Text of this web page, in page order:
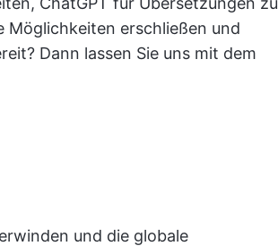
Möglichkeiten erschließen und
Dann lassen Sie uns mit dem
und die globale